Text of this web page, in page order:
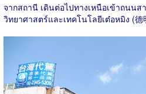
จากสถานี เดินต่อไปทางเหนือเข้าถนน
วิทยาศาสตร์และเทคโนโลยีเต๋อหมิง (德